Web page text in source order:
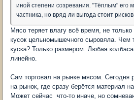
иной степени созревания. "Тёплым" его
частника, но вряд-ли выгода стоит рисков.
Мясо теряет влагу всё время, не
кусок цельномышечного сыровяла. Чем
куска? Только размером. Любая
линейно.
Сам торговал на рынке мясом. Сегодня
на рынок, где сразу берётся материал
Может сейчас что-то иначе, но